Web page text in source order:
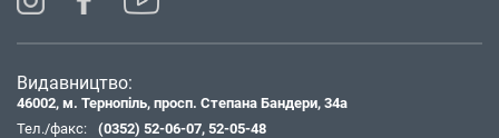
Видавництво:
46002, м. Тернопіль, просп. Степана Бандери, 34а
Тел./факс:
(0352) 52-06-07, 52-05-48